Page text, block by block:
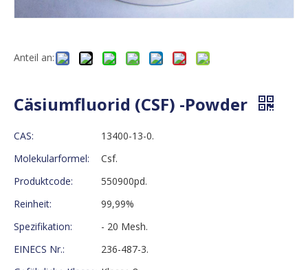
Anteil an:
Cäsiumfluorid (CSF) -Powder
CAS:
13400-13-0.
Molekularformel:
Csf.
Produktcode:
550900pd.
Reinheit:
99,99%
Spezifikation:
- 20 Mesh.
EINECS Nr.:
236-487-3.